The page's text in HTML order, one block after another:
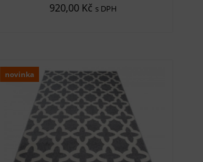
920,00 Kč s DPH
novinka